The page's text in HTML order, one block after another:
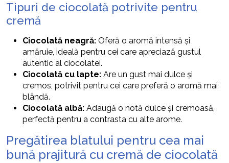
Tipuri de ciocolată potrivite pentru
cremă
Ciocolată neagră: Oferă o aromă intensă și
amăruie, ideală pentru cei care apreciază gustul
autentic al ciocolatei.
Ciocolată cu lapte: Are un gust mai dulce și
cremos, potrivit pentru cei care preferă o aromă mai
blândă.
Ciocolată albă: Adaugă o notă dulce și cremoasă,
perfectă pentru a contrasta cu alte arome.
Pregătirea blatului pentru cea mai
bună prajitură cu cremă de ciocolată